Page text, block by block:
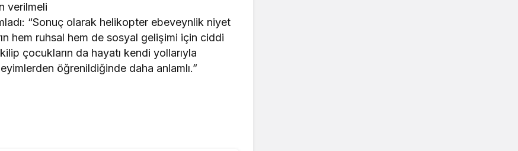
verilmeli
“Sonuç olarak helikopter ebeveynlik niyet
hem ruhsal hem de sosyal gelişimi için ciddi
çocukların da hayatı kendi yollarıyla
öğrenildiğinde daha anlamlı.”